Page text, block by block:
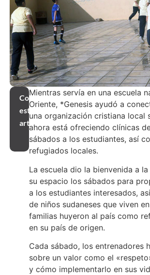
Compartir
este
artículo
Mientras servía en una escuela
Oriente, *Genesis ayudó a
una organización cristiana local
ahora está ofreciendo clínicas
sábados a los estudiantes, así
refugiados locales.
La escuela dio la bienvenida a
su espacio los sábados para
a los estudiantes interesados,
de niños sudaneses que viven
familias huyeron al país como
en su país de origen.
Cada sábado, los entrenadores
sobre un valor como el
y cómo implementarlo en sus